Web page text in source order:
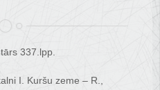
337.lpp.
I. Kuršu zeme – R.,